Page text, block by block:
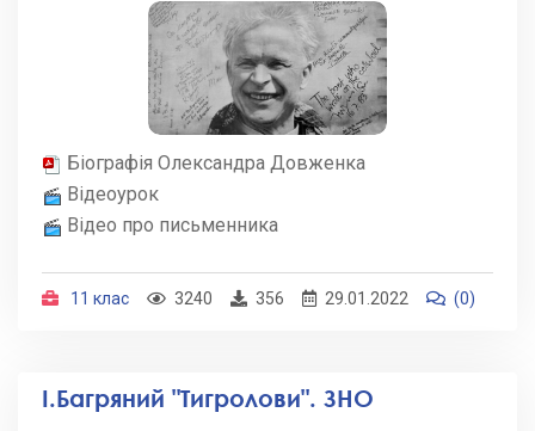
Біографія Олександра Довженка
Відеоурок
Відео про письменника
11 клас 3240 356 29.01.2022 (0)
І.Багряний "Тигролови". ЗНО